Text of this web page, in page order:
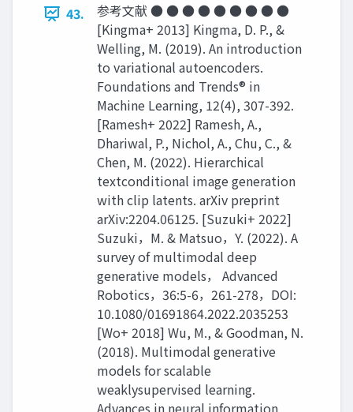
43.
参考文献 ● ● ● ● ● ● ● ● ●
[Kingma+ 2013] Kingma, D. P., &
Welling, M. (2019). An introduction
to variational autoencoders.
Foundations and Trends® in
Machine Learning, 12(4), 307-392.
[Ramesh+ 2022] Ramesh, A.,
Dhariwal, P., Nichol, A., Chu, C., &
Chen, M. (2022). Hierarchical
textconditional image generation
with clip latents. arXiv preprint
arXiv:2204.06125. [Suzuki+ 2022]
Suzuki，M. & Matsuo，Y. (2022). A
survey of multimodal deep
generative models， Advanced
Robotics，36:5-6，261-278，DOI:
10.1080/01691864.2022.2035253
[Wo+ 2018] Wu, M., & Goodman, N.
(2018). Multimodal generative
models for scalable
weaklysupervised learning.